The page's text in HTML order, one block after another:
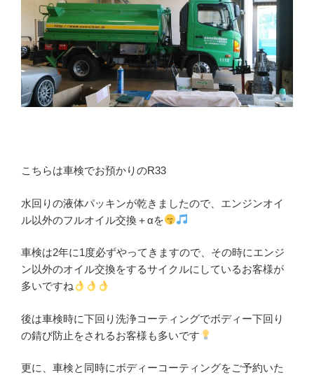
こちらは車検でお預かりのR33
水回りの液体パッキンが乾きましたので、エンジンオイ
ル以外のフルオイル交換＋αを
車検は2年に1度必ずやってきますので、その時にエンジ
ン以外のオイル交換をするサイクルにしているお客様が
多いですね
後は車検時に下回り洗浄コーティングでボディー下回り
の錆び防止をされるお客様も多いです
更に、車検と同時にボディーコーティングをご予約いた